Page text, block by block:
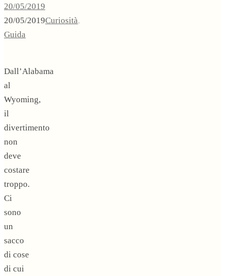
20/05/2019
20/05/2019Curiosità,
Guida
Dall’Alabama
al
Wyoming,
il
divertimento
non
deve
costare
troppo.
Ci
sono
un
sacco
di cose
di cui